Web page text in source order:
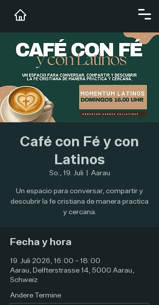
Café con Fé y con
Latinos
So., 19. Juli
  |
Aarau
Un espacio para conversar, compartir y
descubrir la fe cristiana de manera practica
y cercana.
Fecha y hora
19. Juli 2026, 16:00 – 18:00
Aarau, Delfterstrasse 14, 5000 Aarau,
Schweiz
Andere Termine